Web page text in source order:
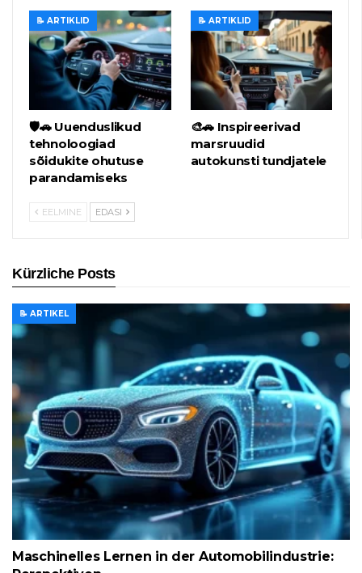
📝 ARTIKLID
🛡️🚗 Uuenduslikud
tehnoloogiad
sõidukite ohutuse
parandamiseks
📝 ARTIKLID
🎨🚗 Inspireerivad
marsruudid
autokunsti tundjatele
EELMINE EDASI
Kürzliche Posts
📝 ARTIKEL
Maschinelles Lernen in der Automobilindustrie: